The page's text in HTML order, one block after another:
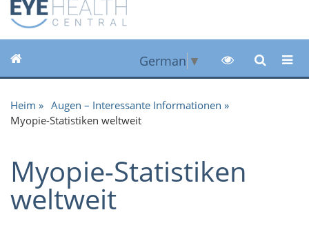
German ▼
Heim
Augen – Interessante Informationen
Myopie-Statistiken weltweit
Myopie-Statistiken
weltweit